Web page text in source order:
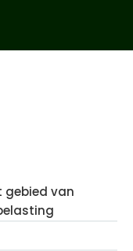
gebied van